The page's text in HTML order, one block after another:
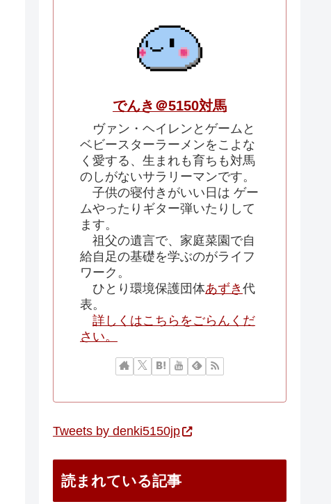
でんき＠5150対馬
ヴァン・ヘイレンとゲームと
ベビースターラーメンをこよな
く愛する、生まれも育ちも対馬
のしがないサラリーマンです。
子供の寝付きがいい日は ゲー
ムやったりギター弾いたりして
ます。
祖父の遺言で、家庭菜園で自
給自足の基礎を学ぶのがライフ
ワーク。
ひとり環境保護団体あずき 代
表。
詳しくはこちらをごらんくだ
さい。
Tweets by denki5150jp
読まれている記事